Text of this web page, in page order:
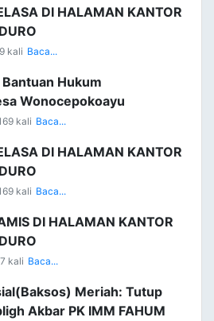
DI HALAMAN KANTOR
kali Baca...
Hukum
Wonocepokoayu
kali Baca...
DI HALAMAN KANTOR
kali Baca...
DI HALAMAN KANTOR
kali Baca...
Meriah: Tutup
Akbar PK IMM FAHUM